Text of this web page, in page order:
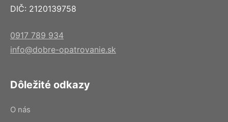
DIČ: 2120139758
0917 789 934
info@dobre-opatrovanie.sk
Dôležité odkazy
O nás